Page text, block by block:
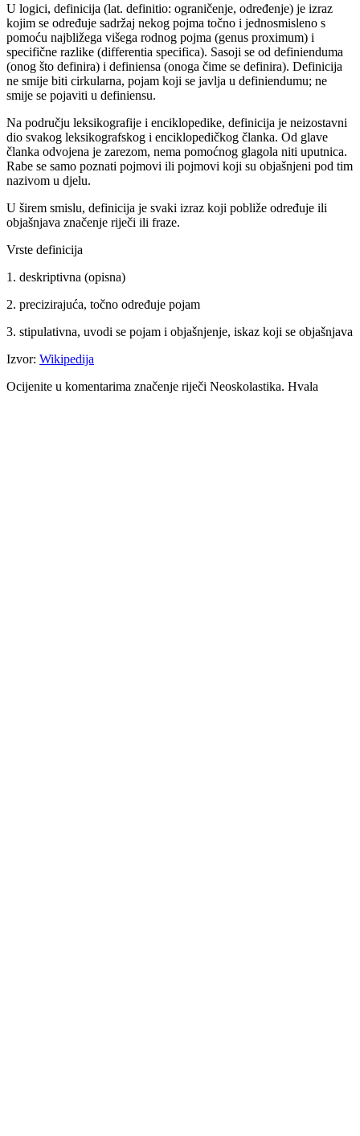
U logici, definicija (lat. definitio: ograničenje, određenje) je izraz
kojim se određuje sadržaj nekog pojma točno i jednosmisleno s
pomoću najbližega višega rodnog pojma (genus proximum) i
specifične razlike (differentia specifica). Sasoji se od definienduma
(onog što definira) i definiensa (onoga čime se definira). Definicija
ne smije biti cirkularna, pojam koji se javlja u definiendumu; ne
smije se pojaviti u definiensu.
Na području leksikografije i enciklopedike, definicija je neizostavni
dio svakog leksikografskog i enciklopedičkog članka. Od glave
članka odvojena je zarezom, nema pomoćnog glagola niti uputnica.
Rabe se samo poznati pojmovi ili pojmovi koji su objašnjeni pod tim
nazivom u djelu.
U širem smislu, definicija je svaki izraz koji pobliže određuje ili
objašnjava značenje riječi ili fraze.
Vrste definicija
1. deskriptivna (opisna)
2. precizirajuća, točno određuje pojam
3. stipulativna, uvodi se pojam i objašnjenje, iskaz koji se objašnjava
Izvor: Wikipedija
Ocijenite u komentarima značenje riječi Neoskolastika. Hvala